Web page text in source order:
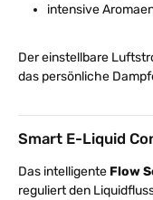
intensive
Der einstellbare
das persönliche
Smart E-Liquid
Das intelligente Flow
reguliert den